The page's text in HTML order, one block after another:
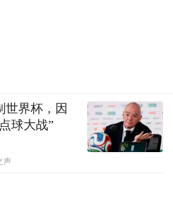
举行的埃斯特庄园老爷车展
就是阿尔法·罗密欧，它的设
那样一个老爷车的盛会中，
世界杯，因
球大战”
声